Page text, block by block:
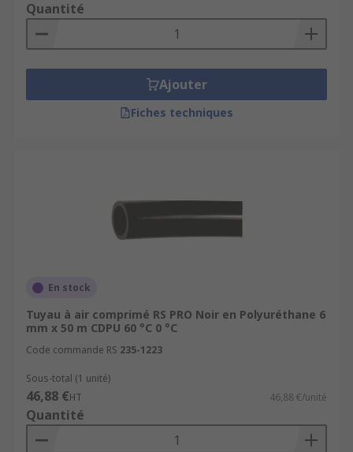
Quantité
Ajouter
Fiches techniques
En stock
Tuyau à air comprimé RS PRO Noir en Polyuréthane 6
mm x 50 m CDPU 60 °C 0 °C
Code commande RS 235-1223
Sous-total (1 unité)
46,88 €HT 46,88 €/unité
Quantité